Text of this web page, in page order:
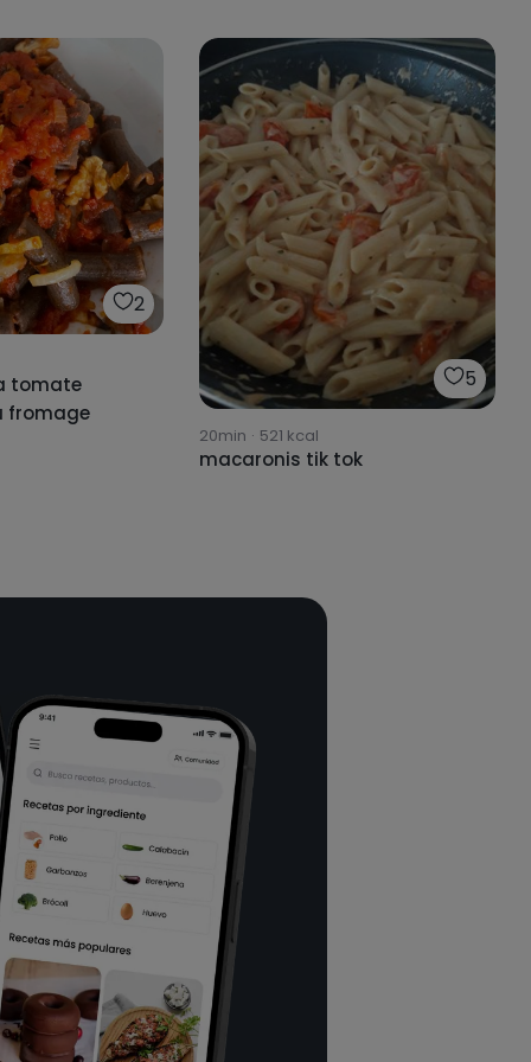
2
tomate
fromage
5
20min · 521 kcal
macaronis tik tok